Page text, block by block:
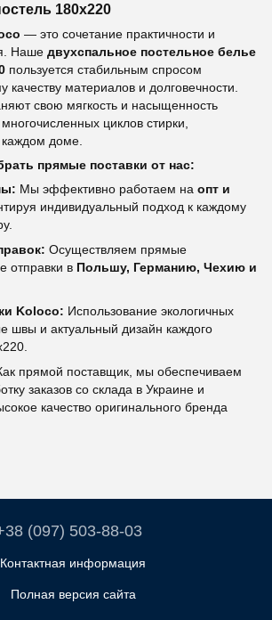
180х220
— это сочетание практичности и
Наше двухспальное постельное белье
пользуется стабильным спросом
качеству материалов и долговечности.
свою мягкость и насыщенность
циклов стирки,
доме.
прямые поставки от нас:
Мы эффективно работаем на опт и
индивидуальный подход к каждому
Осуществляем прямые
отправки в Польшу, Германию, Чехию и
Koloco: Использование экологичных
швы и актуальный дизайн каждого
прямой поставщик, мы обеспечиваем
заказов со склада в Украине и
качество оригинального бренда
(097) 503-88-03
Контактная информация
Полная версия сайта